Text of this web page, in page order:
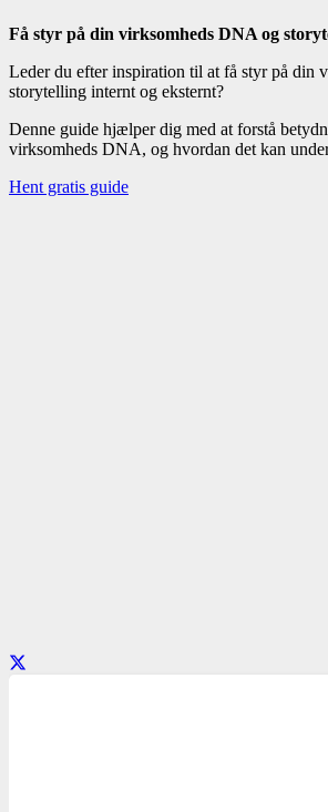
Få styr på din virksomheds DNA og
Leder du efter inspiration til at få styr på din
storytelling internt og eksternt?
Denne guide hjælper dig med at forstå
virksomheds DNA, og hvordan det kan
Hent gratis guide